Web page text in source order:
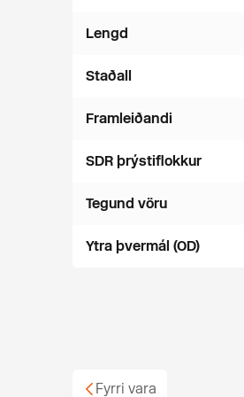
Lengd
Staðall
Framleiðandi
SDR þrýstiflokkur
Tegund vöru
Ytra þvermál (OD)
Fyrri vara